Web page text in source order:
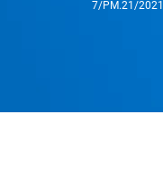
7/PM.21/2021